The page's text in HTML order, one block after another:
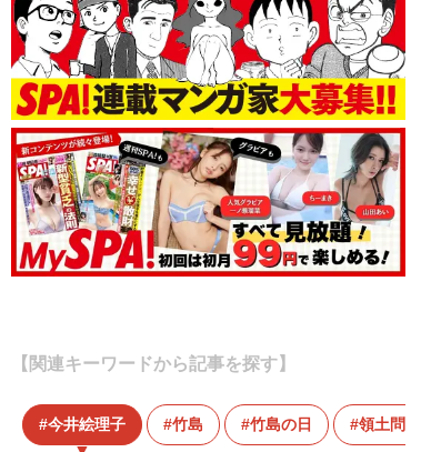
【関連キーワードから記事を探す】
今井絵理子 竹島 竹島の日 領土問題